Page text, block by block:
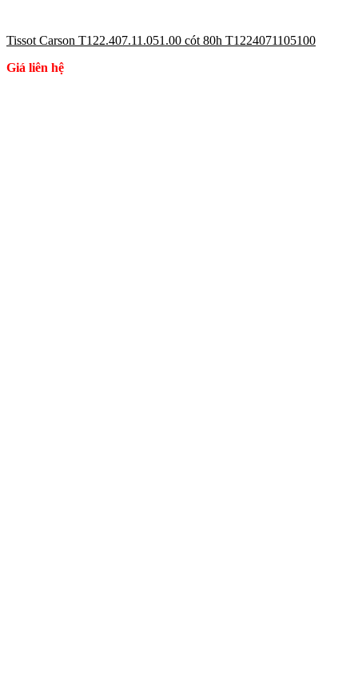
Tissot Carson T122.407.11.051.00 cót 80h T1224071105100
Giá liên hệ